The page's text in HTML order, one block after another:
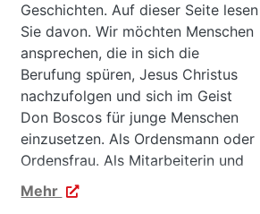
Geschichten. Auf dieser Seite lesen
Sie davon. Wir möchten Menschen
ansprechen, die in sich die
Berufung spüren, Jesus Christus
nachzufolgen und sich im Geist
Don Boscos für junge Menschen
einzusetzen. Als Ordensmann oder
Ordensfrau. Als Mitarbeiterin und
Mitarbeiter, Don Bosco Volunteer
oder auch als Laie im Alltag.
Mehr